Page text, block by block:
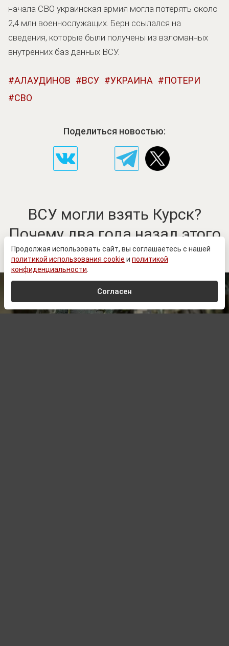
начала СВО украинская армия могла потерять около
2,4 млн военнослужащих. Берн ссылался на
сведения, которые были получены из взломанных
внутренних баз данных ВСУ.
АЛАУДИНОВ ВСУ УКРАИНА
ПОТЕРИ
СВО
Поделиться новостью:
ВСУ могли взять Курск?
Почему два года назад этого
не случилось
Продолжая использовать сайт, вы соглашаетесь с нашей
политикой использования cookie и политикой
конфиденциальности
Согласен